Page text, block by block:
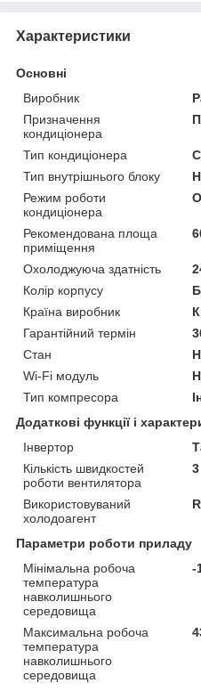
Характеристики
Основні
Виробник
Призначення
кондиціонера
Тип кондиціонера
Тип внутрішнього блоку
Режим роботи
кондиціонера
Рекомендована площа
приміщення
Охолоджуюча здатність
Колір корпусу
Країна виробник
Гарантійний термін
Стан
Wi-Fi модуль
Тип компресора
Додаткові функції і
Інвертор
Кількість швидкостей
роботи вентилятора
3
Використовуваний
холодоагент
Параметри роботи приладу
Мінімальна робоча
температура
навколишнього
середовища
-
Максимальна робоча
температура
навколишнього
середовища